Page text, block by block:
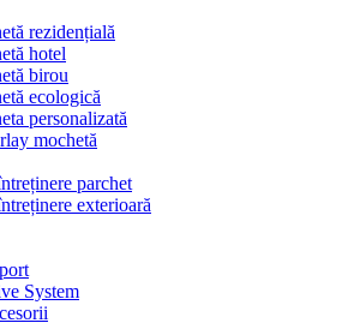
rezidențială
hotel
birou
ecologică
personalizată
mochetă
parchet
exterioară
System